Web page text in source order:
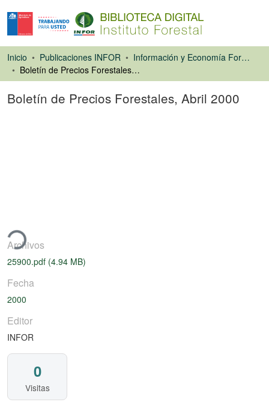
Inicio Publicaciones INFOR
Información y Economía Forestal
Boletín de Precios Forestales, Abril 2000
Boletín de Precios Forestales, Abril 2000
Archivos
25900.pdf (4.94 MB)
Fecha
2000
Editor
INFOR
0
Visitas